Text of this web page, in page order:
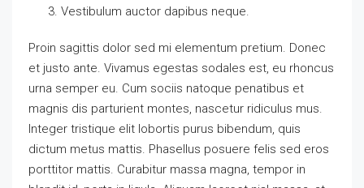
Vestibulum auctor dapibus neque.
Proin sagittis dolor sed mi elementum pretium. Donec
et justo ante. Vivamus egestas sodales est, eu rhoncus
urna semper eu. Cum sociis natoque penatibus et
magnis dis parturient montes, nascetur ridiculus mus.
Integer tristique elit lobortis purus bibendum, quis
dictum metus mattis. Phasellus posuere felis sed eros
porttitor mattis. Curabitur massa magna, tempor in